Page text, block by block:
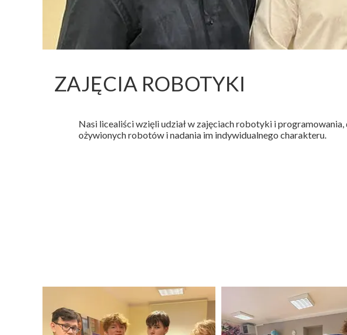
ZAJĘCIA ROBOTYKI
Nasi licealiści wzięli udział w zajęciach robotyki i
ożywionych robotów i nadania im indywidualnego charakteru.